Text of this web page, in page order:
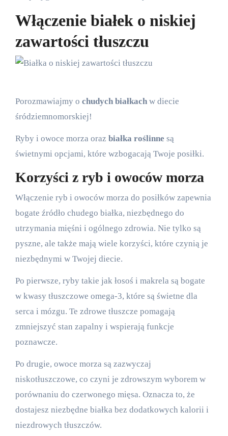
Włączenie białek o niskiej
zawartości tłuszczu
Porozmawiajmy o chudych białkachw diecie
śródziemnomorskiej!
Ryby i owoce morza oraz białka roślinne są
świetnymi opcjami, które wzbogacają Twoje posiłki.
Korzyści z ryb i owoców morza
Włączenie ryb i owoców morza do posiłków zapewnia
bogate źródło chudego białka, niezbędnego do
utrzymania mięśni i ogólnego zdrowia. Nie tylko są
pyszne, ale także mają wiele korzyści, które czynią je
niezbędnymi w Twojej diecie.
Po pierwsze, ryby takie jak łosoś i makrela są bogate
w kwasy tłuszczowe omega-3, które są świetne dla
serca i mózgu. Te zdrowe tłuszcze pomagają
zmniejszyć stan zapalny i wspierają funkcje
poznawcze.
Po drugie, owoce morza są zazwyczaj
niskotłuszczowe, co czyni je zdrowszym wyborem w
porównaniu do czerwonego mięsa. Oznacza to, że
dostajesz niezbędne białka bez dodatkowych kalorii i
niezdrowych tłuszczów.